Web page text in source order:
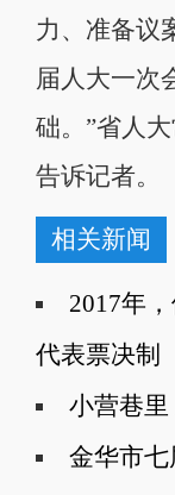
力、准备议
届人大一次
础。”省人
告诉记者。
相关新闻
2017年
代表票决制
小营巷里
金华市